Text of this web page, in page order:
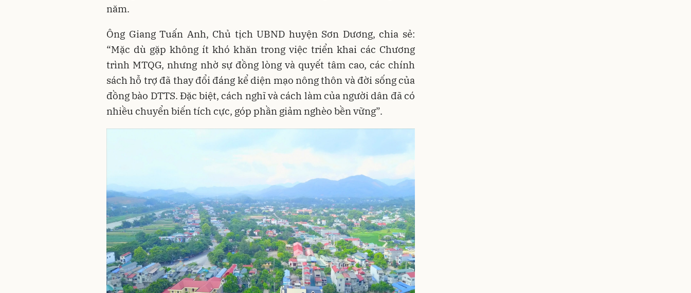
năm.
Ông Giang Tuấn Anh, Chủ tịch UBND huyện Sơn Dương, chia sẻ:
“Mặc dù gặp không ít khó khăn trong việc triển khai các Chương
trình MTQG, nhưng nhờ sự đồng lòng và quyết tâm cao, các chính
sách hỗ trợ đã thay đổi đáng kể diện mạo nông thôn và đời sống của
đồng bào DTTS. Đặc biệt, cách nghĩ và cách làm của người dân đã có
nhiều chuyển biến tích cực, góp phần giảm nghèo bền vững”.